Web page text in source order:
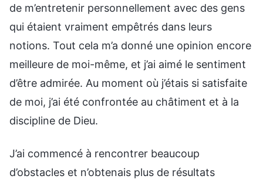
de m’entretenir personnellement avec des gens
qui étaient vraiment empêtrés dans leurs
notions. Tout cela m’a donné une opinion encore
meilleure de moi-même, et j’ai aimé le sentiment
d’être admirée. Au moment où j’étais si satisfaite
de moi, j’ai été confrontée au châtiment et à la
discipline de Dieu.
J’ai commencé à rencontrer beaucoup
d’obstacles et n’obtenais plus de résultats